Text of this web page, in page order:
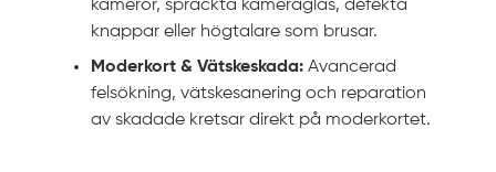
kameror, spräckta kameraglas, defekta
knappar eller högtalare som brusar.
Moderkort & Vätskeskada: Avancerad
felsökning, vätskesanering och reparation
av skadade kretsar direkt på moderkortet.